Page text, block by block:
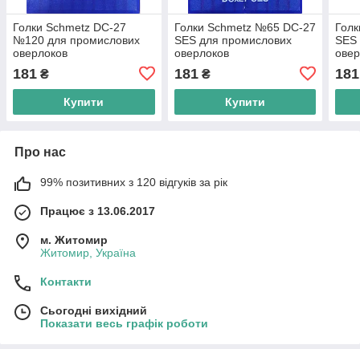
Голки Schmetz DC-27
№120 для промислових
оверлоков
181 ₴
Купити
Голки Schmetz №65 DC-27
SES для промислових
оверлоков
181₴
Купити
181
Про нас
99% позитивних з 120 відгуків за рік
Працює з 13.06.2017
м. Житомир
Житомир, Україна
Контакти
Сьогодні вихідний
Показати весь графік роботи